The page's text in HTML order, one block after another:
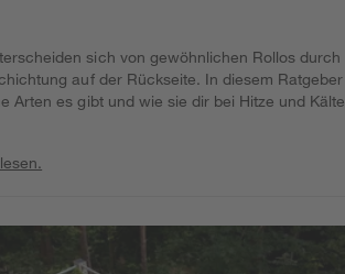
sich von gewöhnlichen Rollos durch
auf der Rückseite. In diesem Ratgeber
Arten es gibt und wie sie dir bei Hitze und Kälte